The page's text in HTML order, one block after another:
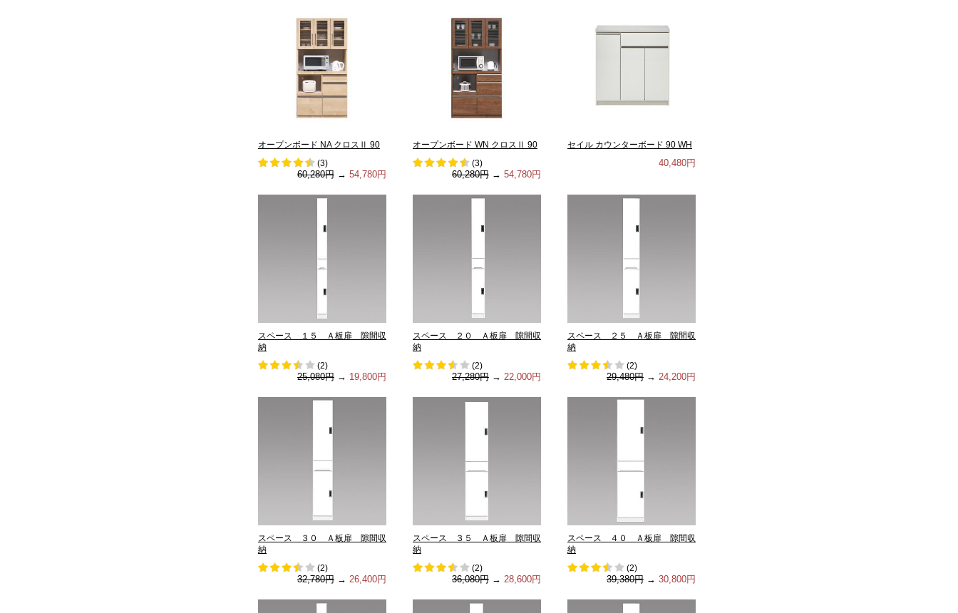
オープンボード NA クロスⅡ 90
(3)
60,280円 → 54,780円
オープンボード WN クロスⅡ 90
(3)
60,280円 → 54,780円
セイル カウンターボード 90 WH
40,480円
スペース １５ Ａ板扉 隙間収
納
(2)
25,080円 → 19,800円
スペース ２０ Ａ板扉 隙間収
納
(2)
27,280円 → 22,000円
スペース ２５ Ａ板扉 隙間収
納
(2)
29,480円 → 24,200円
スペース ３０ Ａ板扉 隙間収
納
(2)
32,780円 → 26,400円
スペース ３５ Ａ板扉 隙間収
納
(2)
36,080円 → 28,600円
スペース ４０ Ａ板扉 隙間収
納
(2)
39,380円 → 30,800円